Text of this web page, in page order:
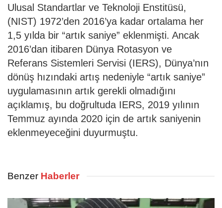
Ulusal Standartlar ve Teknoloji Enstitüsü,
(NIST) 1972’den 2016’ya kadar ortalama her
1,5 yılda bir “artık saniye” eklenmişti. Ancak
2016’dan itibaren Dünya Rotasyon ve
Referans Sistemleri Servisi (IERS), Dünya’nın
dönüş hızındaki artış nedeniyle “artık saniye”
uygulamasının artık gerekli olmadığını
açıklamış, bu doğrultuda IERS, 2019 yılının
Temmuz ayında 2020 için de artık saniyenin
eklenmeyeceğini duyurmuştu.
Benzer Haberler